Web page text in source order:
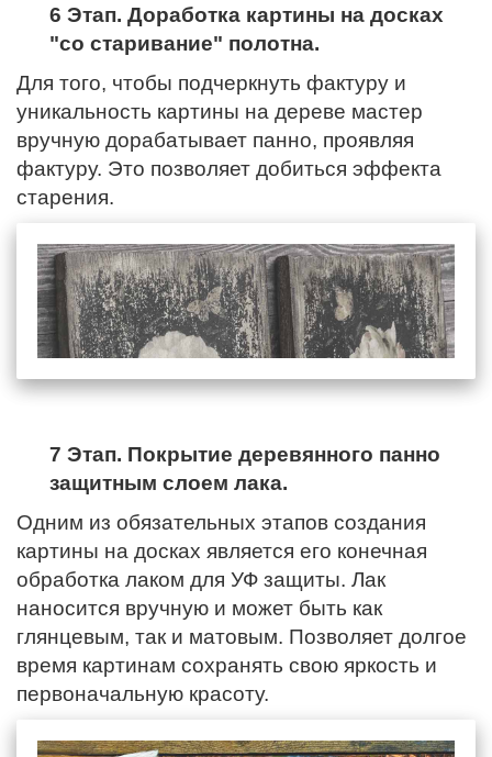
6 Этап. Доработка картины на досках
"со старивание" полотна.
Для того, чтобы подчеркнуть фактуру и
уникальность картины на дереве мастер
вручную дорабатывает панно, проявляя
фактуру. Это позволяет добиться эффекта
старения.
7 Этап. Покрытие деревянного панно
защитным слоем лака.
Одним из обязательных этапов создания
картины на досках является его конечная
обработка лаком для УФ защиты. Лак
наносится вручную и может быть как
глянцевым, так и матовым. Позволяет долгое
время картинам сохранять свою яркость и
первоначальную красоту.